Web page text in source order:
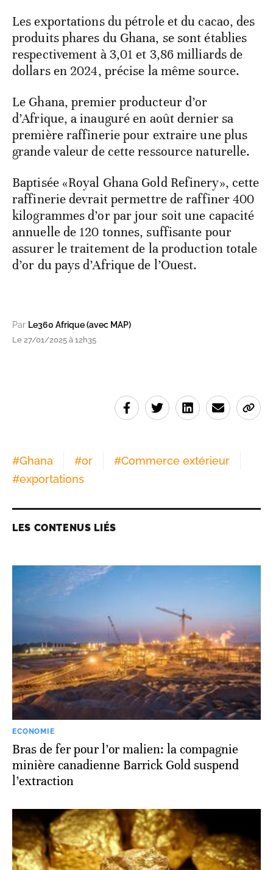
Les exportations du pétrole et du cacao, des
produits phares du Ghana, se sont établies
respectivement à 3,01 et 3,86 milliards de
dollars en 2024, précise la même source.
Le Ghana, premier producteur d’or
d’Afrique, a inauguré en août dernier sa
première raffinerie pour extraire une plus
grande valeur de cette ressource naturelle.
Baptisée «Royal Ghana Gold Refinery», cette
raffinerie devrait permettre de raffiner 400
kilogrammes d’or par jour soit une capacité
annuelle de 120 tonnes, suffisante pour
assurer le traitement de la production totale
d’or du pays d’Afrique de l’Ouest.
Par Le360 Afrique (avec MAP)
Le 27/01/2025 à 12h35
#Ghana #or #Commerce extérieur
#exportations
LES CONTENUS LIÉS
ECONOMIE
Bras de fer pour l’or malien: la compagnie
minière canadienne Barrick Gold suspend
l’extraction